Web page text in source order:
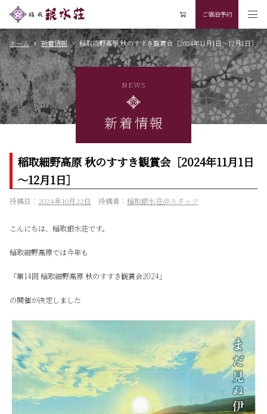
ご宿泊予約
NEWS
新着情報
ホーム 新着情報 稲取細野高原 秋のすすき観賞会［2024年11月1日～12月1日］
稲取細野高原 秋のすすき観賞会［2024年11月1日
～12月1日］
投稿日： 2024年10月22日 投稿者： 稲取銀水荘＠スタッフ
こんにちは、稲取銀水荘です。
稲取細野高原では今年も
「第14回 稲取細野高原 秋のすすき観賞会2024」
の開催が決定しました